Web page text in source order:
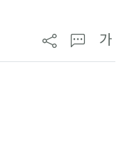
가